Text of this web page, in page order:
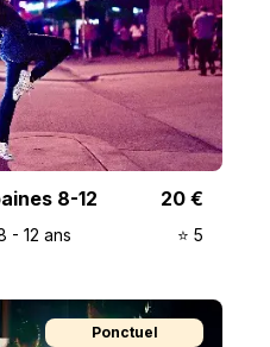
8-12 20 €
- 12 ans ⭐️ 5
Ponctuel